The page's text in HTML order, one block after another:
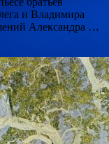
и Владимира
Александра …